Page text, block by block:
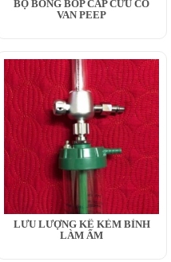
BỘ BÓNG BÓP CẤP CỨU CÓ
VAN PEEP
LƯU LƯỢNG KẾ KÈM BÌNH
LÀM ẨM